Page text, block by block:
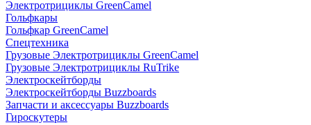
Электротрициклы GreenCamel
Гольфкары
Гольфкар GreenCamel
Спецтехника
Грузовые Электротрициклы GreenCamel
Грузовые Электротрициклы RuTrike
Электроскейтборды
Электроскейтборды Buzzboards
Запчасти и аксессуары Buzzboards
Гироскутеры